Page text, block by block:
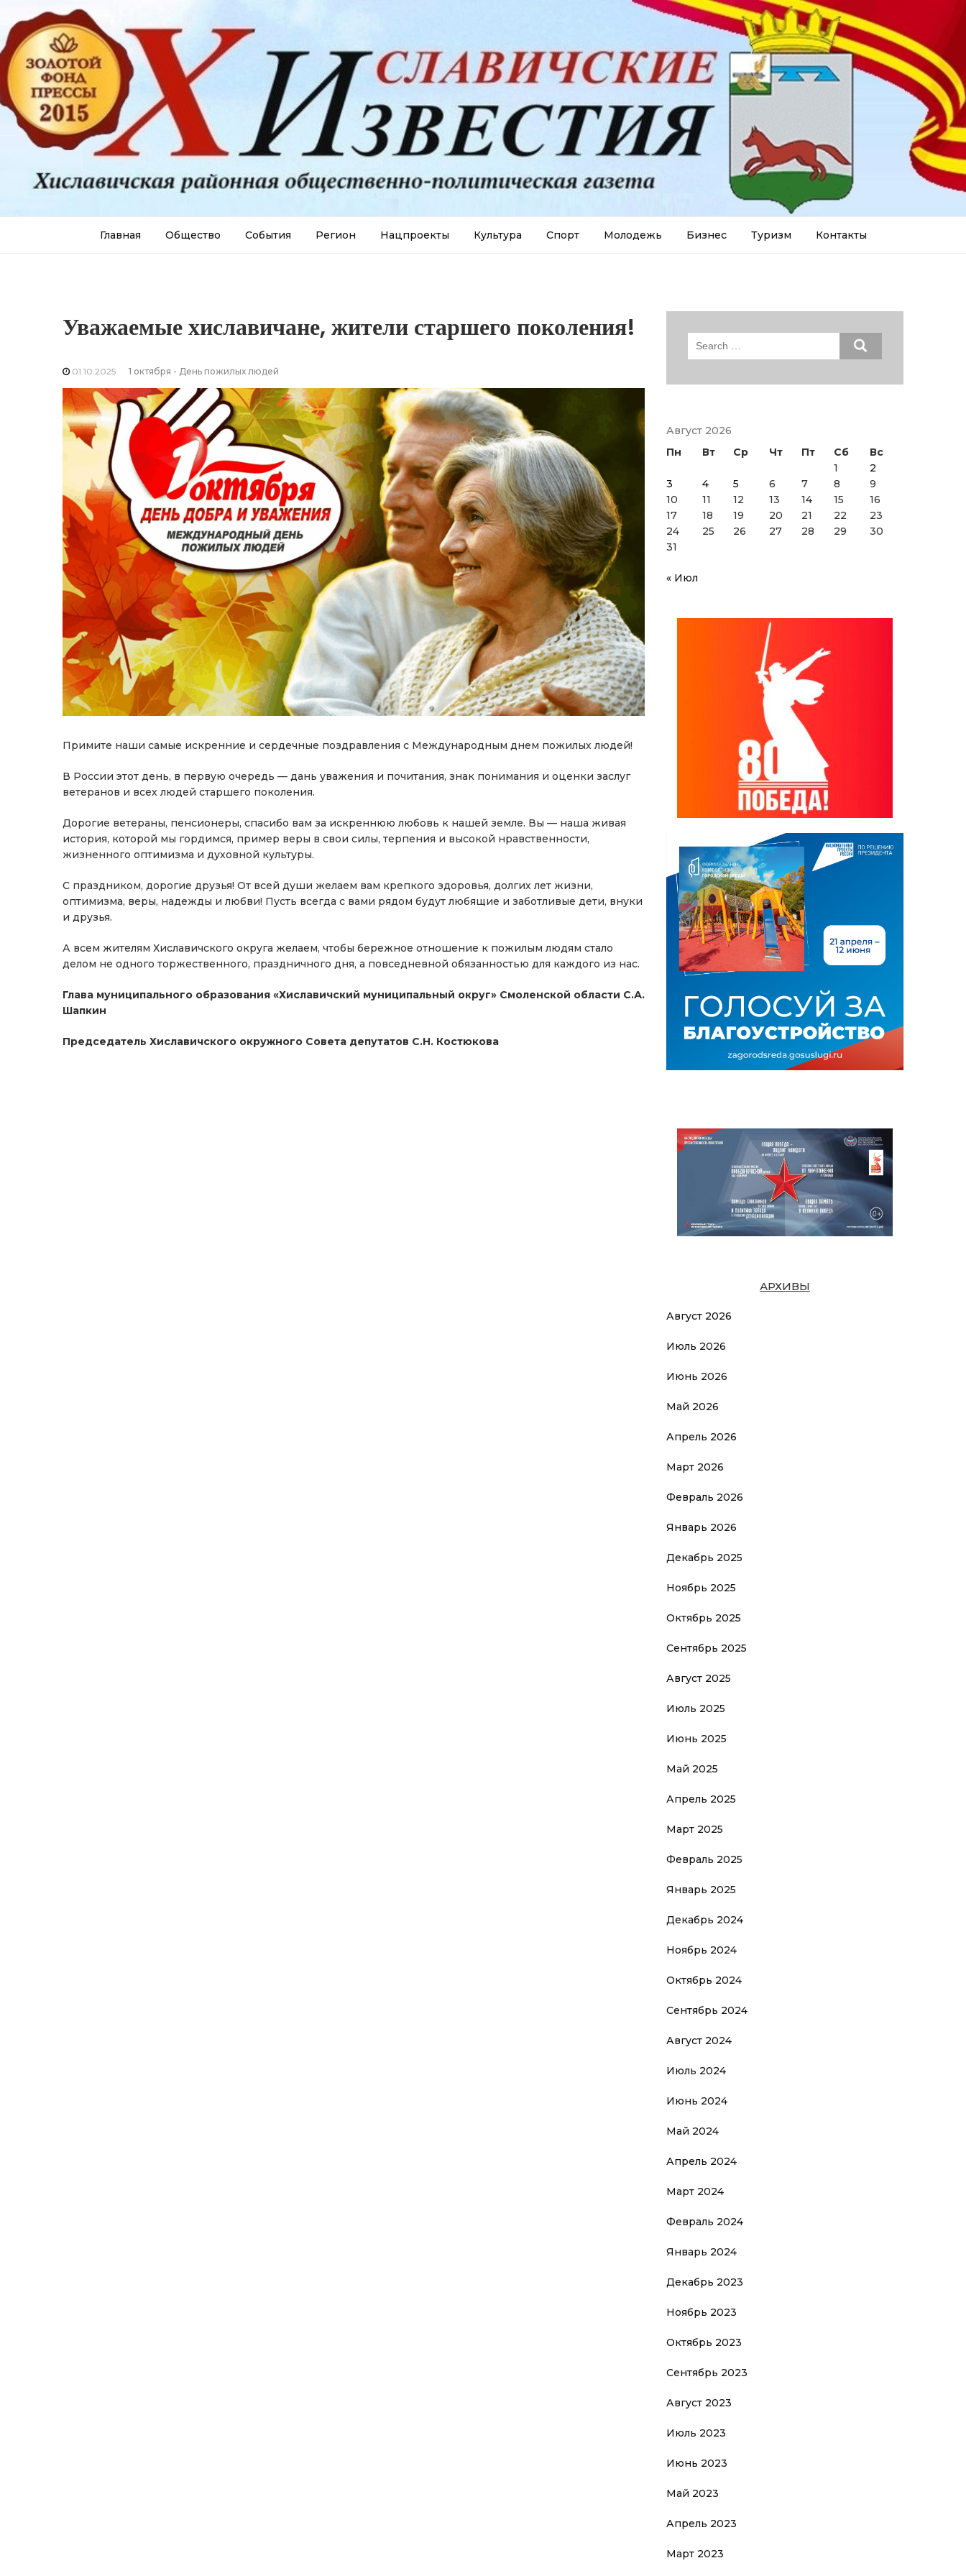
Главная Общество События Регион Нацпроекты Культура Спорт Молодежь Бизнес Туризм Контакты
Уважаемые хиславичане, жители старшего поколения!
01.10.2025 1 октября - День пожилых людей
Примите наши самые искренние и сердечные поздравления с Международным днем пожилых людей!
В России этот день, в первую очередь — дань уважения и почитания, знак понимания и оценки заслуг
ветеранов и всех людей старшего поколения.
Дорогие ветераны, пенсионеры, спасибо вам за искреннюю любовь к нашей земле. Вы — наша живая
история, которой мы гордимся, пример веры в свои силы, терпения и высокой нравственности,
жизненного оптимизма и духовной культуры.
С праздником, дорогие друзья! От всей души желаем вам крепкого здоровья, долгих лет жизни,
оптимизма, веры, надежды и любви! Пусть всегда с вами рядом будут любящие и заботливые дети, внуки
и друзья.
А всем жителям Хиславичского округа желаем, чтобы бережное отношение к пожилым людям стало
делом не одного торжественного, праздничного дня, а повседневной обязанностью для каждого из нас.
Глава муниципального образования «Хиславичский муниципальный округ» Смоленской области С.А.
Шапкин
Председатель Хиславичского окружного Совета депутатов С.Н. Костюкова
Search
Август 2026
Пн
Вт Ср Чт Пт Сб
Вс
1
2
3
4 5 6 7 8
9
10
11 12 13 14 15
16
17
18 19 20 21 22
23
24
25 26 27 28 29
30
31
« Июл
АРХИВЫ
Август 2026
Июль 2026
Июнь 2026
Май 2026
Апрель 2026
Март 2026
Февраль 2026
Январь 2026
Декабрь 2025
Ноябрь 2025
Октябрь 2025
Сентябрь 2025
Август 2025
Июль 2025
Июнь 2025
Май 2025
Апрель 2025
Март 2025
Февраль 2025
Январь 2025
Декабрь 2024
Ноябрь 2024
Октябрь 2024
Сентябрь 2024
Август 2024
Июль 2024
Июнь 2024
Май 2024
Апрель 2024
Март 2024
Февраль 2024
Январь 2024
Декабрь 2023
Ноябрь 2023
Октябрь 2023
Сентябрь 2023
Август 2023
Июль 2023
Июнь 2023
Май 2023
Апрель 2023
Март 2023